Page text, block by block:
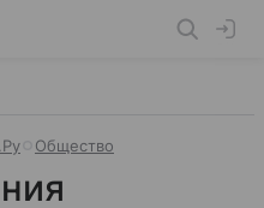
Общество